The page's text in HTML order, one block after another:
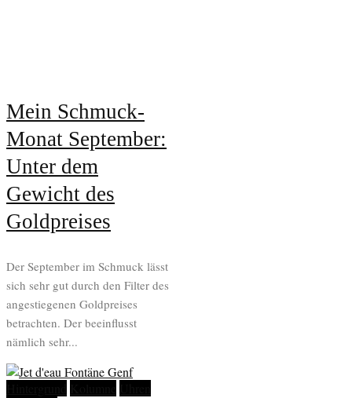
Mein Schmuck-
Monat September:
Unter dem
Gewicht des
Goldpreises
Der September im Schmuck lässt
sich sehr gut durch den Filter des
angestiegenen Goldpreises
betrachten. Der beeinflusst
nämlich sehr...